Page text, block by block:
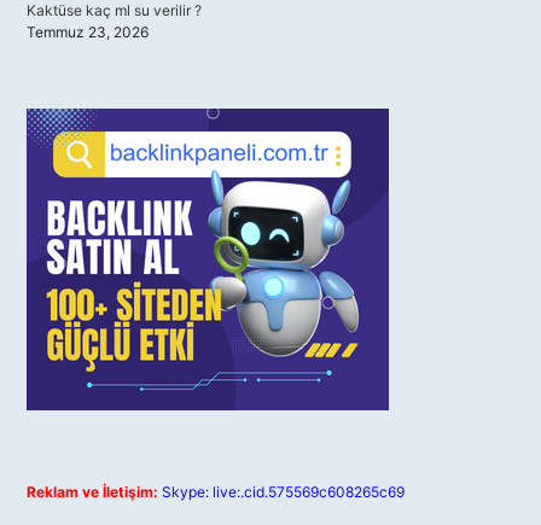
Kaktüse kaç ml su verilir ?
Temmuz 23, 2026
Reklam ve İletişim: Skype: live:.cid.575569c608265c69